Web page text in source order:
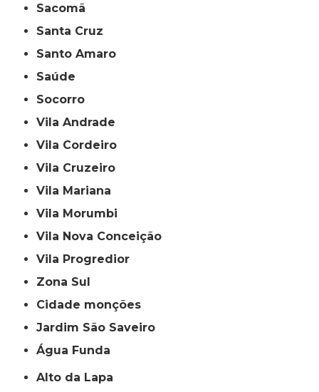
Sacomã
Santa Cruz
Santo Amaro
Saúde
Socorro
Vila Andrade
Vila Cordeiro
Vila Cruzeiro
Vila Mariana
Vila Morumbi
Vila Nova Conceição
Vila Progredior
Zona Sul
cidade monções
jardim São Saveiro
Água Funda
Alto da Lapa